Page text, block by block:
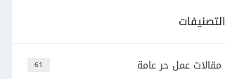
التصنيفات
61 مقالات عمل حر عامة